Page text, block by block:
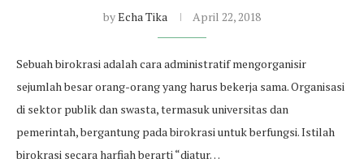
byEcha Tika April 22, 2018
Sebuah birokrasi adalah cara administratif mengorganisir
sejumlah besar orang-orang yang harus bekerja sama. Organisasi
di sektor publik dan swasta, termasuk universitas dan
pemerintah, bergantung pada birokrasi untuk berfungsi. Istilah
birokrasi secara harfiah berarti “diatur…